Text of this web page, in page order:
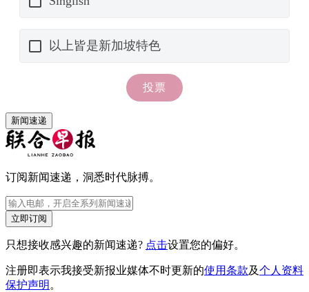
新闻速递
订阅新闻速递，洞悉时代脉搏。
立即订阅
只想接收感兴趣的新闻速递? 点击设置您的偏好。
注册即表示我接受新报业媒体不时更新的使用条款及个人资料
保护声明 。